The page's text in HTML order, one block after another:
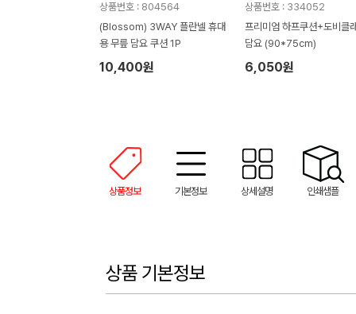
상품번호 : 804564
(Blossom) 3WAY 플란넬 휴대
용 무릎 담요 쿠션 1P
10,400원
상품번호 : 334052
프리미엄 하프쿠션+도비클
담요 (90*75cm)
6,050원
상품정보 기본정보 상세설명 인쇄샘플
상품 기본정보